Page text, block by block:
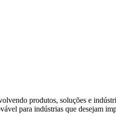
produtos, soluções e
para indústrias que desejam